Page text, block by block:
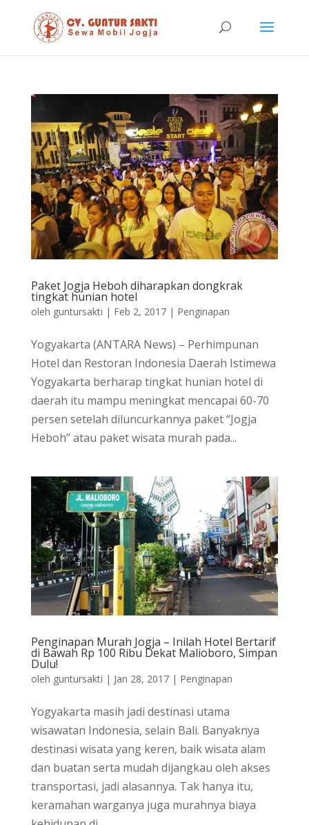
Paket Jogja Heboh diharapkan dongkrak
tingkat hunian hotel
oleh guntursakti | Feb 2, 2017| Penginapan
Yogyakarta (ANTARA News) – Perhimpunan
Hotel dan Restoran Indonesia Daerah Istimewa
Yogyakarta berharap tingkat hunian hotel di
daerah itu mampu meningkat mencapai 60-70
persen setelah diluncurkannya paket “Jogja
Heboh” atau paket wisata murah pada...
Penginapan Murah Jogja – Inilah Hotel Bertarif
di Bawah Rp 100 Ribu Dekat Malioboro, Simpan
Dulu!
oleh guntursakti | Jan 28, 2017| Penginapan
Yogyakarta masih jadi destinasi utama
wisawatan Indonesia, selain Bali. Banyaknya
destinasi wisata yang keren, baik wisata alam
dan buatan serta mudah dijangkau oleh akses
transportasi, jadi alasannya. Tak hanya itu,
keramahan warganya juga murahnya biaya